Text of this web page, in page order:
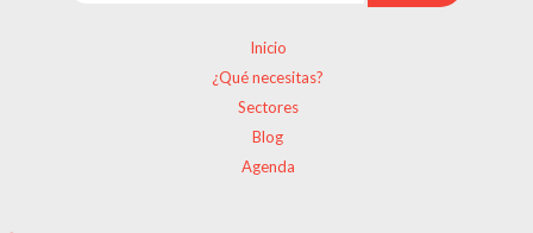
Inicio
¿Qué necesitas?
Sectores
Blog
Agenda